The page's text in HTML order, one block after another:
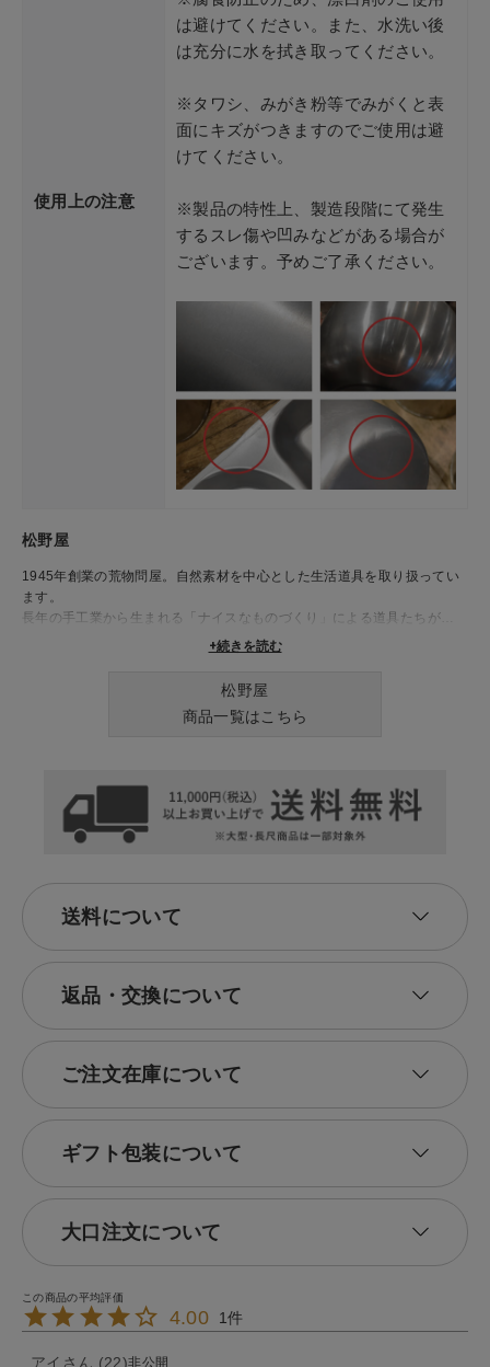
使用上の注意
は避けてください。また、水洗い後
は充分に水を拭き取ってください。
※タワシ、みがき粉等でみがくと表
面にキズがつきますのでご使用は避
けてください。
※製品の特性上、製造段階にて発生
するスレ傷や凹みなどがある場合が
ございます。予めご了承ください。
松野屋
1945年創業の荒物問屋。自然素材を中心とした生活道具を取り扱ってい
ます。
長年の手工業から生まれる「ナイスなものづくり」による道具たちが、
+続きを読む
松野屋
商品一覧はこちら
送料について
返品・交換について
ご注文在庫について
ギフト包装について
大口注文について
4.00 1
アイ 22 非公開